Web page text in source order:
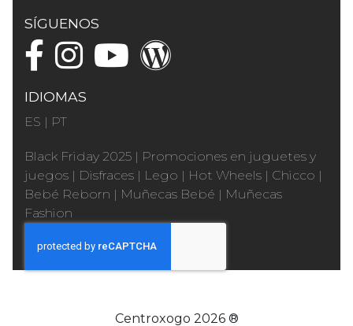
SÍGUENOS
IDIOMAS
ES | PT
Black Friday 2025 | Promociones en juguetes y
juegos | Disfraces | Lego | Hot Wheels | Chicco |
Bebé Reborn | Muñecas Bebé | Muñecas
Fashion
Centroxogo 2026 ®